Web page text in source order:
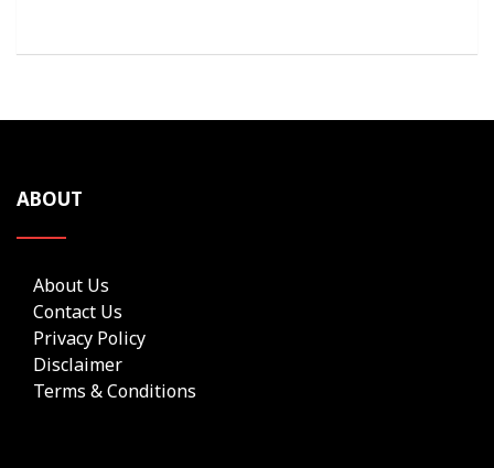
ABOUT
About Us
Contact Us
Privacy Policy
Disclaimer
Terms & Conditions